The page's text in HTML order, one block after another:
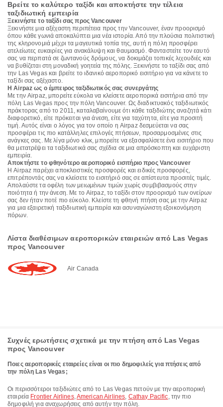
Βρείτε το καλύτερο ταξίδι και αποκτήστε την τέλεια
ταξιδιωτική εμπειρία
Ξεκινήστε το ταξίδι σας προς Vancouver
Ξεκινήστε μια αξέχαστη περιπέτεια προς την Vancouver, έναν προορισμό
όπου κάθε γωνιά αποκαλύπτει μια νέα ιστορία. Από την πλούσια πολιτιστική
της κληρονομιά μέχρι τα μαγευτικά τοπία της, αυτή η πόλη προσφέρει
ατελείωτες ευκαιρίες για ανακάλυψη και θαυμασμό. Φανταστείτε τον εαυτό
σας να περπατά σε ζωντανούς δρόμους, να δοκιμάζει τοπικές λιχουδιές και
να βυθίζεται στη μοναδική γοητεία της πόλης. Ξεκινήστε το ταξίδι σας από
την Las Vegas και βρείτε το ιδανικό αεροπορικό εισιτήριο για να κάνετε το
ταξίδι σας αξέχαστο.
Η Airpaz ως ο έμπειρος ταξιδιωτικός σας συνεργάτης
Με την Airpaz, μπορείτε εύκολα να κλείσετε αεροπορικά εισιτήρια από την
πόλη Las Vegas προς την πόλη Vancouver. Ως διαδικτυακός ταξιδιωτικός
πράκτορας από το 2011, καταλαβαίνουμε ότι κάθε ταξιδιώτης αναζητά κάτι
διαφορετικό, είτε πρόκειται για άνεση, είτε για ταχύτητα, είτε για προσιτή
τιμή. Αυτός είναι ο λόγος για τον οποίο η Airpaz δεσμεύεται να σας
προσφέρει τις πιο κατάλληλες επιλογές πτήσεων, προσαρμοσμένες στις
ανάγκες σας. Με λίγα μόνο κλικ, μπορείτε να εξασφαλίσετε ένα εισιτήριο που
θα μετατρέψει τα ταξιδιωτικά σας σχέδια σε μια απρόσκοπτη και ευχάριστη
εμπειρία.
Αποκτήστε το φθηνότερο αεροπορικό εισιτήριο προς Vancouver
Η Airpaz παρέχει αποκλειστικές προσφορές και ειδικές προσφορές,
επιτρέποντάς σας να κλείσετε το εισιτήριό σας σε απίστευτα προσιτές τιμές.
Απολαύστε τα οφέλη των μειωμένων τιμών χωρίς συμβιβασμούς στην
ποιότητα ή την άνεση. Με το Airpaz, το ταξίδι στον προορισμό των ονείρων
σας δεν ήταν ποτέ πιο εύκολο. Κλείστε τη φθηνή πτήση σας με την Airpaz
για μια εξαιρετική ταξιδιωτική εμπειρία και ασυναγώνιστη εξοικονόμηση
πόρων.
Λίστα διαθέσιμων αεροπορικών εταιρειών από Las Vegas
προς Vancouver
Air Canada
Συχνές ερωτήσεις σχετικά με την πτήση από Las Vegas
προς Vancouver
Ποιες αεροπορικές εταιρείες είναι οι πιο δημοφιλείς για πτήσεις από
την πόλη Las Vegas;
Οι περισσότεροι ταξιδιώτες από το Las Vegas πετούν με την αεροπορική
εταιρεία Frontier Airlines,American Airlines, Cathay Pacific, την πιο
δημοφιλή για αναχωρήσεις από αυτήν την πόλη.